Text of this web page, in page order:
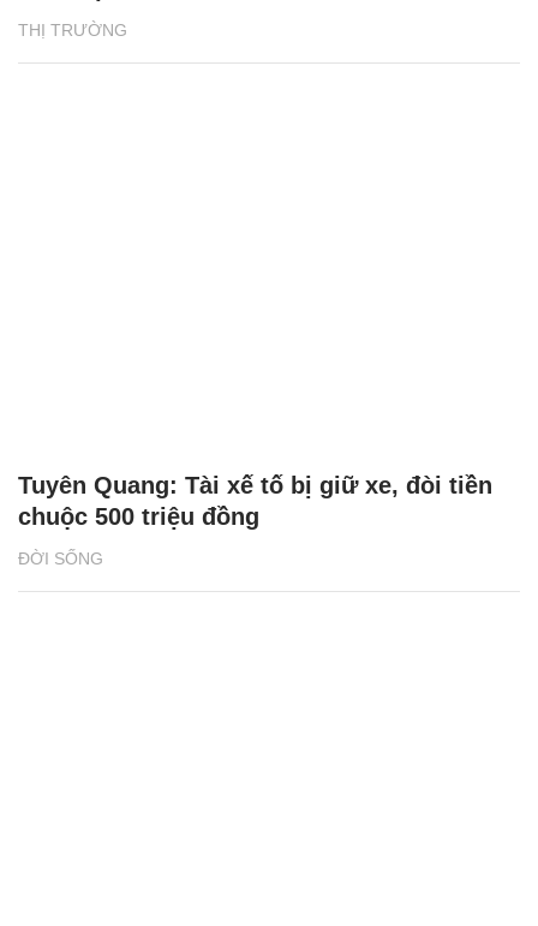
THỊ TRƯỜNG
ĐỜI SỐNG
Tuyên Quang: Tài xế tố bị giữ xe, đòi tiền
chuộc 500 triệu đồng